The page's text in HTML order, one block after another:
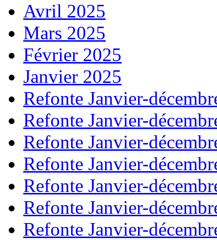
Avril 2025
Mars 2025
Février 2025
Janvier 2025
Refonte Janvier-
Refonte Janvier-
Refonte Janvier-
Refonte Janvier-
Refonte Janvier-
Refonte Janvier-
Refonte Janvier-